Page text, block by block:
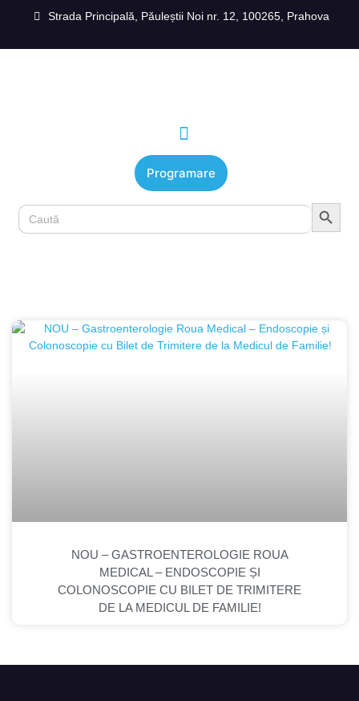
Strada Principală, Păuleștii Noi nr. 12, 100265, Prahova
Programare
Search
Search Button
NOU – GASTROENTEROLOGIE ROUA
MEDICAL – ENDOSCOPIE ȘI
COLONOSCOPIE CU BILET DE TRIMITERE
DE LA MEDICUL DE FAMILIE!